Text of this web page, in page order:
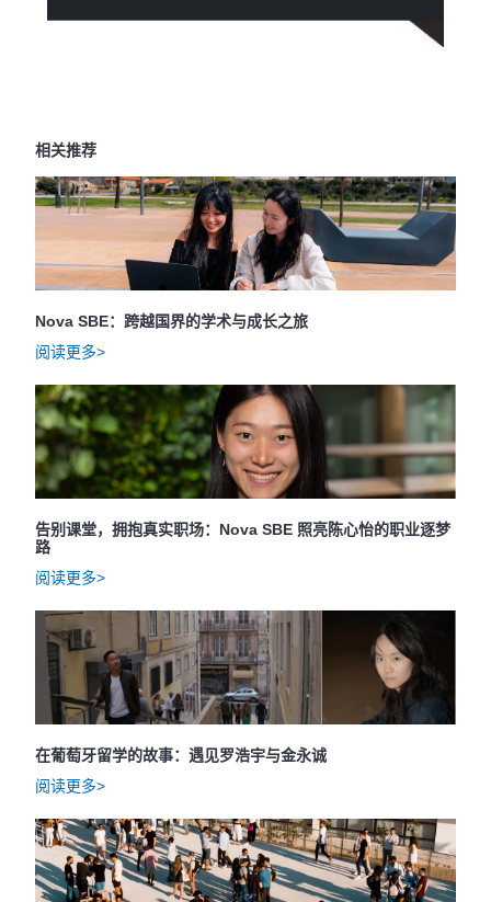
相关推荐
Nova SBE：跨越国界的学术与成长之旅
阅读更多>
告别课堂，拥抱真实职场：Nova SBE 照亮陈心怡的职业逐梦
路
阅读更多>
在葡萄牙留学的故事：遇见罗浩宇与金永诚
阅读更多>